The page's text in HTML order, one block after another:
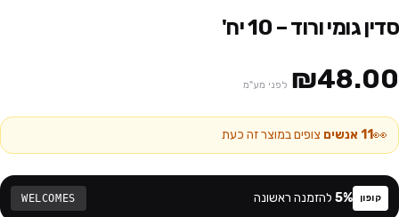
סדין גומי ורוד – 10 יח'
₪48.00 לפני מע"מ
👀
11אנשים צופים במוצר זה כעת
קופון 5% להזמנה ראשונה WELCOMES